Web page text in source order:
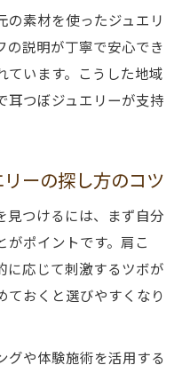
の素材を使ったジュエリ
の説明が丁寧で安心でき
ています。こうした地域
耳つぼジュエリーが支持
ーの探し方のコツ
見つけるには、まず自分
がポイントです。肩こ
に応じて刺激するツボが
ておくと選びやすくなり
グや体験施術を活用する